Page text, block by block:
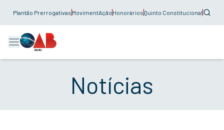
Plantão Prerrogativas MovimentAção Honorários Quinto Constitucional
Notícias